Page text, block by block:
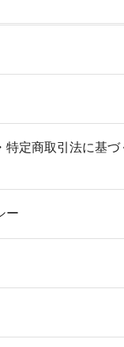
定商取引法に基づ
ー